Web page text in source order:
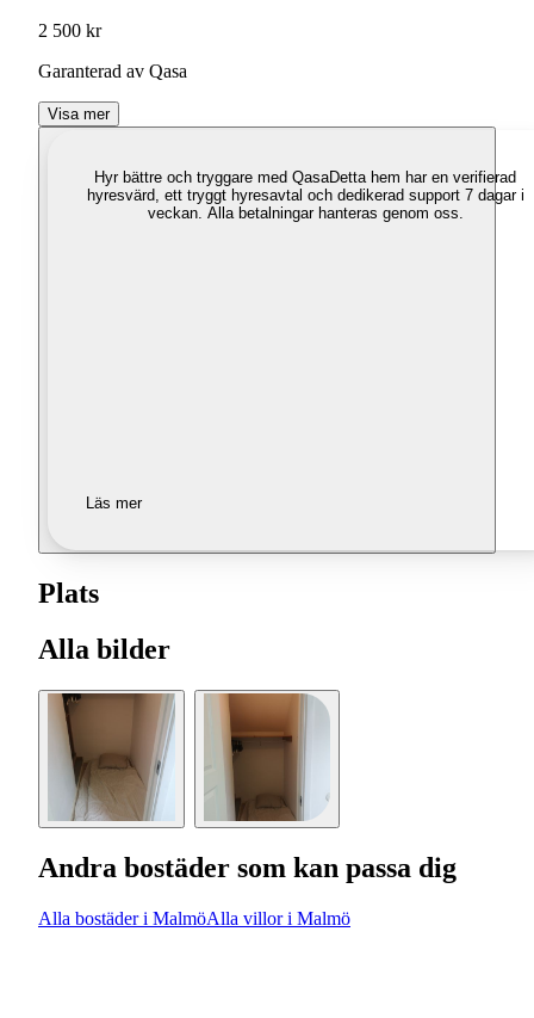
2 500 kr
Garanterad av Qasa
Visa mer
Hyr bättre och tryggare med QasaDetta hem har en verifierad
hyresvärd, ett tryggt hyresavtal och dedikerad support 7 dagar i
veckan. Alla betalningar hanteras genom oss.
Läs mer
Plats
Alla bilder
Andra bostäder som kan passa dig
Alla bostäder i MalmöAlla villor i Malmö